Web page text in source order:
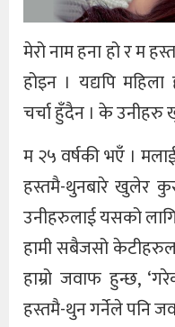
मेरो नाम हना हो र म
होइन । यद्यपि
चर्चा हुँदैन । के उनीहरु
म २५ वर्षकी भएँ ।
हस्तमै-थुनबारे खुलेर
उनीहरुलाई यसको
हामी सबैजसो
हाम्रो जवाफ हुन्छ,
हस्तमै-थुन गर्नेले पनि